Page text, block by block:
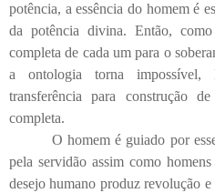
potência, a essência do homem é
da potência divina. Então,
completa de cada um para o
a ontologia torna impossível,
transferência para construção
completa.
O homem é guiado por
pela servidão assim como
desejo humano produz revolução